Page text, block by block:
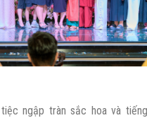
tiệc ngập tràn sắc hoa và